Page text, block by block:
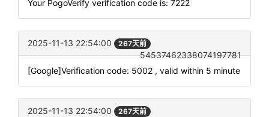
Your PogoVerify verification code is: 7222
2025-11-13 22:54:00 267天前
54537462338074197781
[Google]Verification code: 5002 , valid within 5 minute
2025-11-13 22:54:00 267天前